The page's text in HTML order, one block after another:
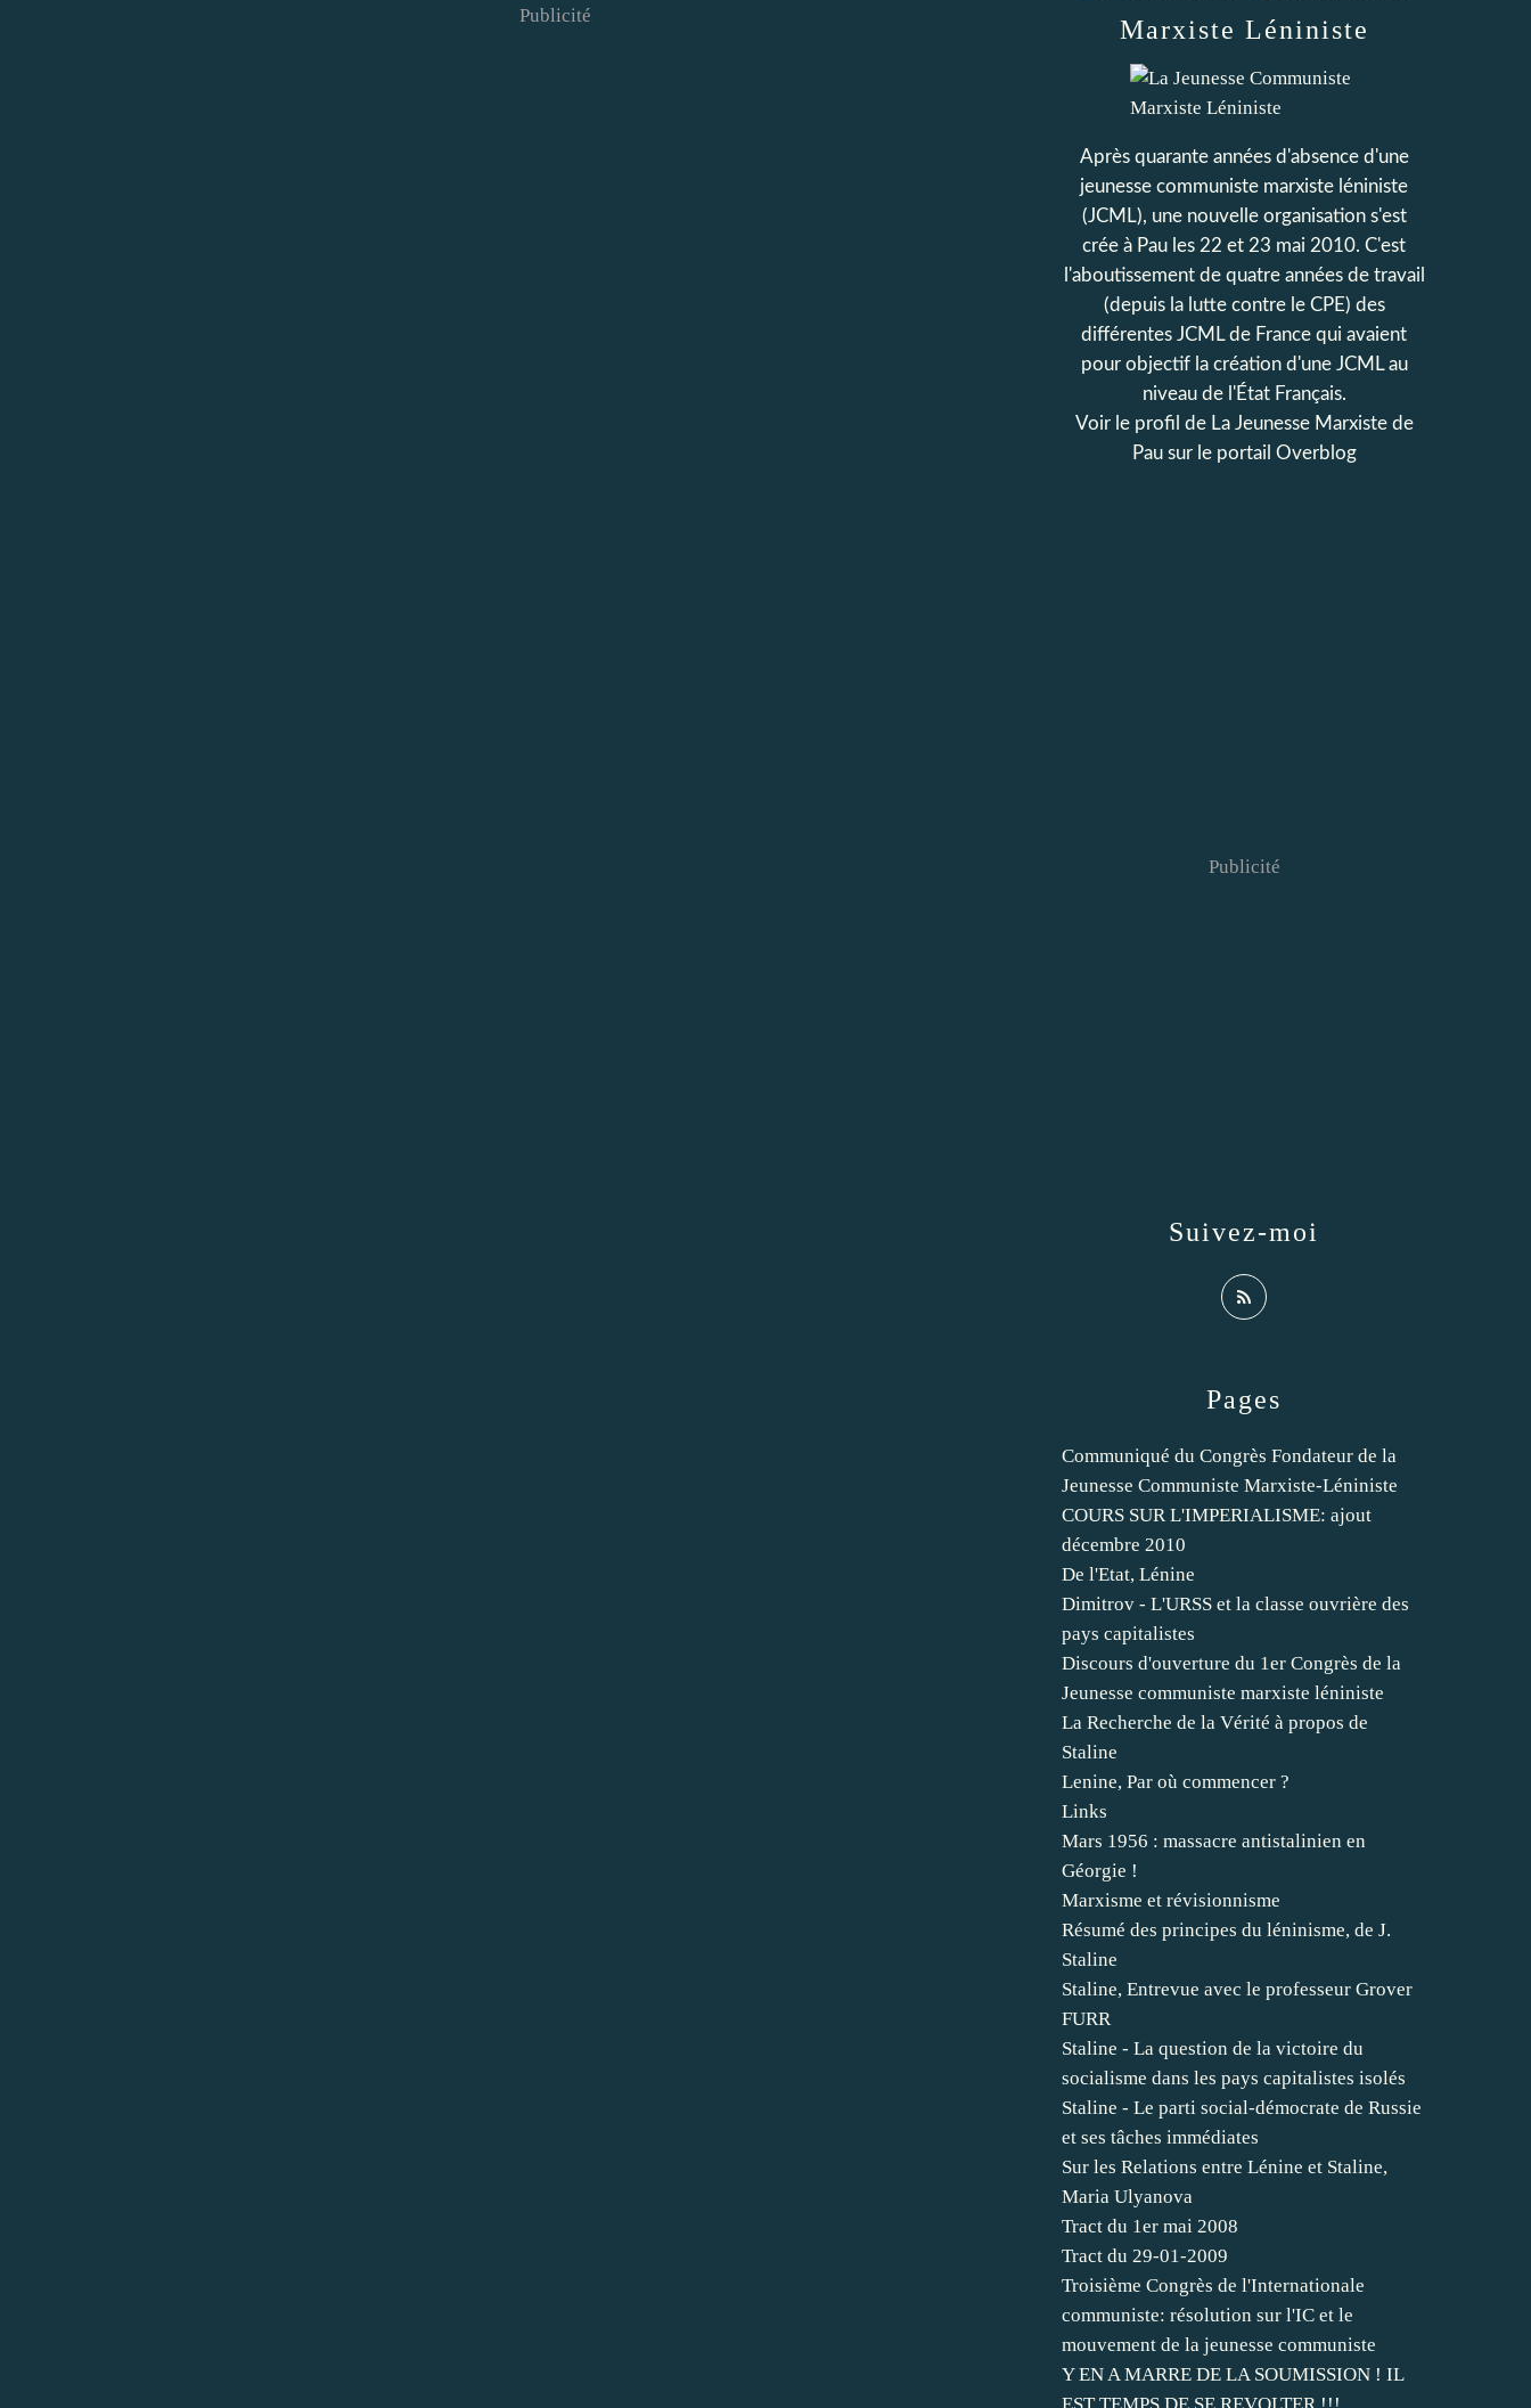
Publicité
Pages
Communiqué du Congrès Fondateur de la
Jeunesse Communiste Marxiste-Léniniste
COURS SUR L'IMPERIALISME: ajout
décembre 2010
De l'Etat, Lénine
Dimitrov - L'URSS et la classe ouvrière des
pays capitalistes
Discours d'ouverture du 1er Congrès de la
Jeunesse communiste marxiste léniniste
La Recherche de la Vérité à propos de
Staline
Lenine, Par où commencer ?
Links
Mars 1956 : massacre antistalinien en
Géorgie !
Marxisme et révisionnisme
Résumé des principes du léninisme, de J.
Staline
Staline, Entrevue avec le professeur Grover
FURR
Staline - La question de la victoire du
socialisme dans les pays capitalistes isolés
Staline - Le parti social-démocrate de Russie
et ses tâches immédiates
Sur les Relations entre Lénine et Staline,
Maria Ulyanova
Tract du 1er mai 2008
Tract du 29-01-2009
Troisième Congrès de l'Internationale
communiste: résolution sur l'IC et le
mouvement de la jeunesse communiste
Y EN A MARRE DE LA SOUMISSION ! IL
Marxiste Léniniste
Après quarante années d'absence d'une
jeunesse communiste marxiste léniniste
(JCML), une nouvelle organisation s'est
crée à Pau les 22 et 23 mai 2010. C'est
l'aboutissement de quatre années de travail
(depuis la lutte contre le CPE) des
différentes JCML de France qui avaient
pour objectif la création d'une JCML au
niveau de l'État Français.
Voir le profil de La Jeunesse Marxiste de
Pausur le portail Overblog
Suivez-moi
Publicité